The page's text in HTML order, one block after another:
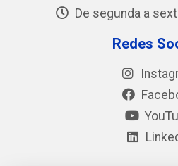
De segunda a
Redes